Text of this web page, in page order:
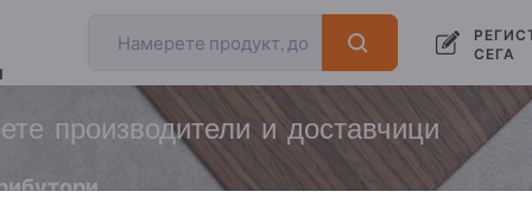
СЕГА
производители и доставчици